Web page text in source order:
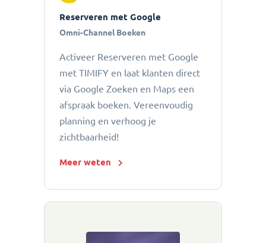
Reserveren met Google
Omni-Channel Boeken
Activeer Reserveren met Google
met TIMIFY en laat klanten direct
via Google Zoeken en Maps een
afspraak boeken. Vereenvoudig
planning en verhoog je
zichtbaarheid!
Meer weten